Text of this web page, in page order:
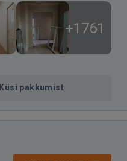
+1761
Küsi pakkumist